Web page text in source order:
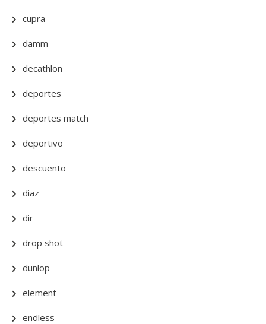
cupra
damm
decathlon
deportes
deportes match
deportivo
descuento
diaz
dir
drop shot
dunlop
element
endless